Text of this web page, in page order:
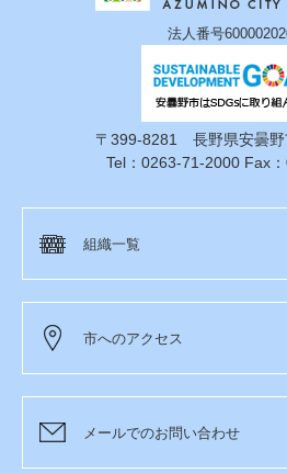
法人番号
〒399-8281 長野県安曇野
Tel：0263-71-2000 Fax
組織一覧
市へのアクセス
メールでのお問い合わせ